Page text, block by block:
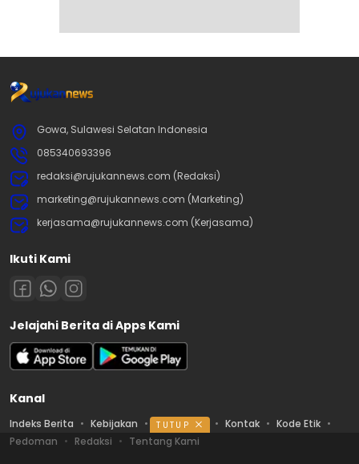
Gowa, Sulawesi Selatan Indonesia
085340693396
redaksi@rujukannews.com (Redaksi)
marketing@rujukannews.com (Marketing)
kerjasama@rujukannews.com (Kerjasama)
Ikuti Kami
Jelajahi Berita di Apps Kami
Kanal
Indeks Berita Kebijakan Ketentuan Kontak
Kode Etik
Pedoman
Redaksi Tentang Kami
TUTUP